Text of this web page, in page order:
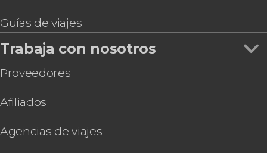
Guías de viajes
Trabaja con nosotros
Proveedores
Afiliados
Agencias de viajes